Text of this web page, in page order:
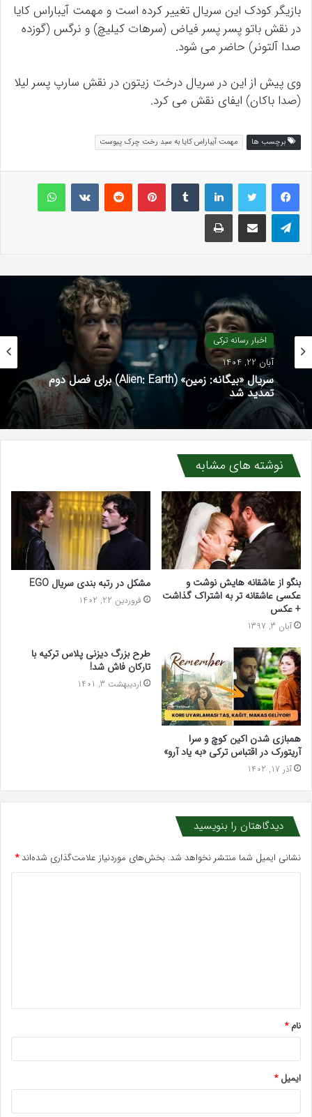
بازیگر کودک این سریال تغییر کرده است و مهمت آیباراس کایا
در نقش باتو پسر پسر فیاض (سرهات کیلیچ) و نرگس (گوزده
صدا آلتونر) حاضر می شود.
وی پیش از این در سریال درخت زیتون در نقش سارپ پسر لیلا
(صدا باکان) ایفای نقش می کرد.
برچسب ها مهمت آیباراس کایا به سبد رخت چرک پیوست
لینکداینتامبلر پینتریستReddit
VKontakteواتس آپ
تلگرام اشتراک گذاری با ایمیل چاپ
اخبار رسانه ترکی
آبان 22, 1404
سریال «بیگانه: زمین» (Alien: Earth) برای فصل دوم
تمدید شد
نوشته های مشابه
بنگو از عاشقانه هایش نوشت و
عکسی عاشقانه تر به اشتراک گذاشت
+ عکس
آبان 3, 1397
مشکل در رتبه بندی سریال EGO
فروردین 22, 1402
همبازی شدن اکین کوچ و سرا
آریتورک در اقتباس ترکی «به یاد آرو»
آذر 17, 1402
طرح بزرگ دیزنی پلاس ترکیه با
تارکان فاش شد!
اردیبهشت 3, 1401
دیدگاهتان را بنویسید
نشانی ایمیل شما منتشر نخواهد شد. بخش‌های موردنیاز علامت‌گذاری شده‌اند*
*
نام*
ایمیل*